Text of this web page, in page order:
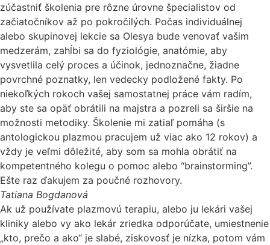
zúčastniť školenia pre rôzne úrovne špecialistov od
začiatočníkov až po pokročilých. Počas individuálnej
alebo skupinovej lekcie sa Olesya bude venovať vašim
medzerám, zahĺbi sa do fyziológie, anatómie, aby
vysvetlila celý proces a účinok, jednoznačne, žiadne
povrchné poznatky, len vedecky podložené fakty. Po
niekoľkých rokoch vašej samostatnej práce vám radím,
aby ste sa opäť obrátili na majstra a pozreli sa širšie na
možnosti metodiky. Školenie mi zatiaľ pomáha (s
antologickou plazmou pracujem už viac ako 12 rokov) a
vždy je veľmi dôležité, aby som sa mohla obrátiť na
kompetentného kolegu o pomoc alebo “brainstorming”.
Ešte raz ďakujem za poučné rozhovory.
Tatiana Bogdanová
Ak už používate plazmovú terapiu, alebo ju lekári vašej
kliniky alebo vy ako lekár zriedka odporúčate, umiestnenie
„kto, prečo a ako“ je slabé, ziskovosť je nízka, potom vám